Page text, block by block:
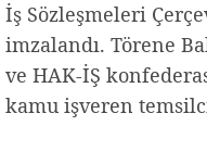
İş Sözleşmeleri
imzalandı. Törene
ve HAK-İŞ
kamu işveren